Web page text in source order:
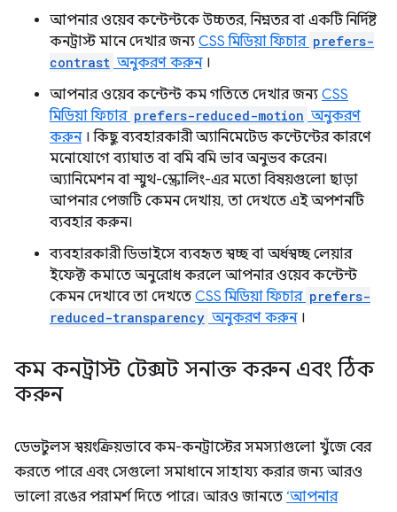
আপনার ওয়েব কন্টেন্টকে উচ্চতর, নিম্নতর বা একটি নির্দিষ্ট
কনট্রাস্ট মানে দেখার জন্য CSS মিডিয়া ফিচার prefers-
contrast অনুকরণ করুন।
আপনার ওয়েব কন্টেন্ট কম গতিতে দেখার জন্য CSS
মিডিয়া ফিচার prefers-reduced-motion অনুকরণ
করুন। কিছু ব্যবহারকারী অ্যানিমেটেড কন্টেন্টের কারণে
মনোযোগে ব্যাঘাত বা বমি বমি ভাব অনুভব করেন।
অ্যানিমেশন বা স্মুথ-স্ক্রোলিং-এর মতো বিষয়গুলো ছাড়া
আপনার পেজটি কেমন দেখায়, তা দেখতে এই অপশনটি
ব্যবহার করুন।
ব্যবহারকারী ডিভাইসে ব্যবহৃত স্বচ্ছ বা অর্ধস্বচ্ছ লেয়ার
ইফেক্ট কমাতে অনুরোধ করলে আপনার ওয়েব কন্টেন্ট
কেমন দেখাবে তা দেখতে CSS মিডিয়া ফিচার prefers-
reduced-transparency অনুকরণ করুন।
কম কনট্রাস্ট টেক্সট সনাক্ত করুন এবং ঠিক
করুন
ডেভটুলস স্বয়ংক্রিয়ভাবে কম-কনট্রাস্টের সমস্যাগুলো খুঁজে বের
করতে পারে এবং সেগুলো সমাধানে সাহায্য করার জন্য আরও
ভালো রঙের পরামর্শ দিতে পারে। আরও জানতে ‘আপনার